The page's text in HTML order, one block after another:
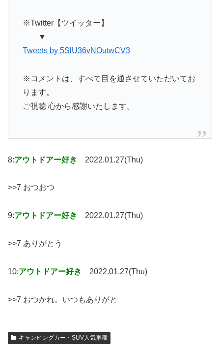
※Twitter【ツイッター】
▼
Tweets by 5SlU36vNOutwCV3
※コメントは、すべて目を通させていただいてお
ります。
ご視聴 心から感謝いたします。
8:アウトドアー好き 2022.01.27(Thu)
>>7 おつおつ
9:アウトドアー好き 2022.01.27(Thu)
>>7 ありがとう
10:アウトドアー好き 2022.01.27(Thu)
>>7 おつかれ。いつもありがと
キャンピングカー・SUV人気車種